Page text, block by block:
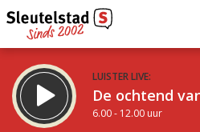
LUISTER LIVE:
De ochtend
6.00 - 12.00 uur